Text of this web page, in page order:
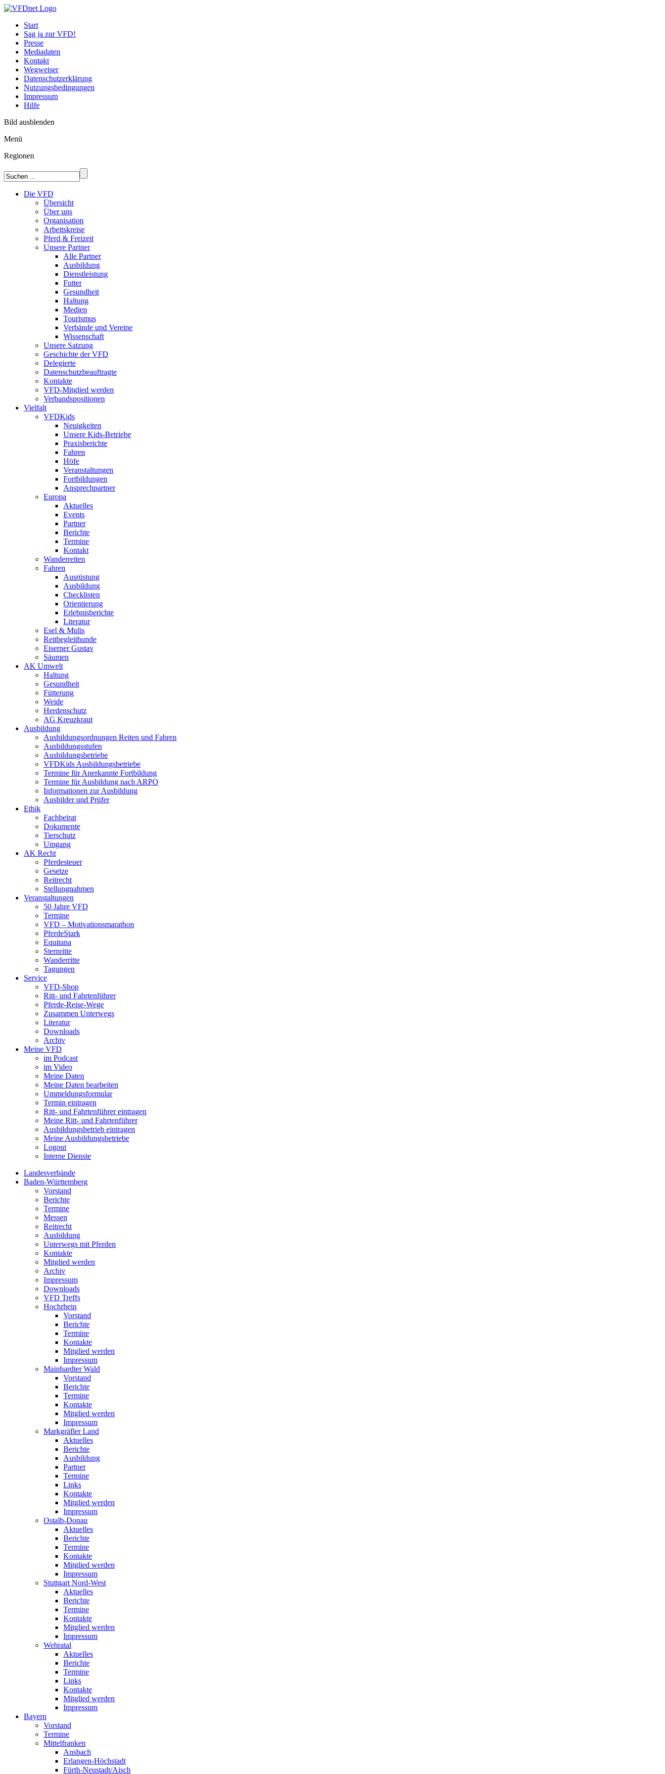
Start
Sag ja zur VFD!
Presse
Mediadaten
Kontakt
Wegweiser
Datenschutzerklärung
Nutzungsbedingungen
Impressum
Hilfe
Bild ausblenden
Menü
Regionen
Die VFD
Übersicht
Über uns
Organisation
Arbeitskreise
Pferd & Freizeit
Unsere Partner
Alle Partner
Ausbildung
Dienstleistung
Futter
Gesundheit
Haltung
Medien
Tourismus
Verbände und Vereine
Wissenschaft
Unsere Satzung
Geschichte der VFD
Delegierte
Datenschutzbeauftragte
Kontakte
VFD-Mitglied werden
Verbandspositionen
Vielfalt
VFDKids
Neuigkeiten
Unsere Kids-Betriebe
Praxisberichte
Fahren
Höfe
Veranstaltungen
Fortbildungen
Ansprechpartner
Europa
Aktuelles
Events
Partner
Berichte
Termine
Kontakt
Wanderreiten
Fahren
Ausrüstung
Ausbildung
Checklisten
Orientierung
Erlebnisberichte
Literatur
Esel & Mulis
Reitbegleithunde
Eiserner Gustav
Säumen
AK Umwelt
Haltung
Gesundheit
Fütterung
Weide
Herdenschutz
AG Kreuzkraut
Ausbildung
Ausbildungsordnungen Reiten und Fahren
Ausbildungsstufen
Ausbildungsbetriebe
VFDKids Ausbildungsbetriebe
Termine für Anerkannte Fortbildung
Termine für Ausbildung nach ARPO
Informationen zur Ausbildung
Ausbilder und Prüfer
Ethik
Fachbeirat
Dokumente
Tierschutz
Umgang
AK Recht
Pferdesteuer
Gesetze
Reitrecht
Stellungnahmen
Veranstaltungen
50 Jahre VFD
Termine
VFD – Motivationsmarathon
PferdeStark
Equitana
Sternritte
Wanderritte
Tagungen
Service
VFD-Shop
Ritt- und Fahrtenführer
Pferde-Reise-Wege
Zusammen Unterwegs
Literatur
Downloads
Archiv
Meine VFD
im Podcast
im Video
Meine Daten
Meine Daten bearbeiten
Ummeldungsformular
Termin eintragen
Ritt- und Fahrtenführer eintragen
Meine Ritt- und Fahrtenführer
Ausbildungsbetrieb eintragen
Meine Ausbildungsbetriebe
Logout
Interne Dienste
Landesverbände
Baden-Württemberg
Vorstand
Berichte
Termine
Messen
Reitrecht
Ausbildung
Unterwegs mit Pferden
Kontakte
Mitglied werden
Archiv
Impressum
Downloads
VFD Treffs
Hochrhein
Vorstand
Berichte
Termine
Kontakte
Mitglied werden
Impressum
Mainhardter Wald
Vorstand
Berichte
Termine
Kontakte
Mitglied werden
Impressum
Markgräfler Land
Aktuelles
Berichte
Ausbildung
Partner
Termine
Links
Kontakte
Mitglied werden
Impressum
Ostalb-Donau
Aktuelles
Berichte
Termine
Kontakte
Mitglied werden
Impressum
Stuttgart Nord-West
Aktuelles
Berichte
Termine
Kontakte
Mitglied werden
Impressum
Wehratal
Aktuelles
Berichte
Termine
Links
Kontakte
Mitglied werden
Impressum
Bayern
Vorstand
Termine
Mittelfranken
Ansbach
Erlangen-Höchstadt
Fürth-Neustadt/Aisch